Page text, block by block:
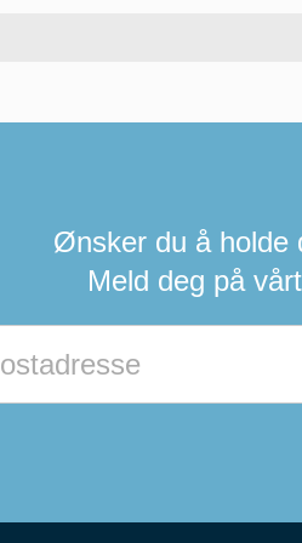
Ønsker du å holde
Meld deg på